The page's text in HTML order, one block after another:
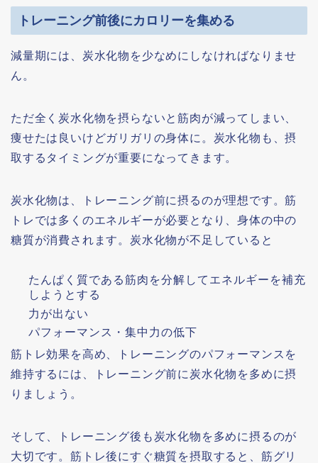
トレーニング前後にカロリーを集める
減量期には、炭水化物を少なめにしなければなりませ
ん。
ただ全く炭水化物を摂らないと筋肉が減ってしまい、
痩せたは良いけどガリガリの身体に。炭水化物も、摂
取するタイミングが重要になってきます。
炭水化物は、トレーニング前に摂るのが理想です。筋
トレでは多くのエネルギーが必要となり、身体の中の
糖質が消費されます。炭水化物が不足していると
たんぱく質である筋肉を分解してエネルギーを補充
しようとする
力が出ない
パフォーマンス・集中力の低下
筋トレ効果を高め、トレーニングのパフォーマンスを
維持するには、トレーニング前に炭水化物を多めに摂
りましょう。
そして、トレーニング後も炭水化物を多めに摂るのが
大切です。筋トレ後にすぐ糖質を摂取すると、筋グリ